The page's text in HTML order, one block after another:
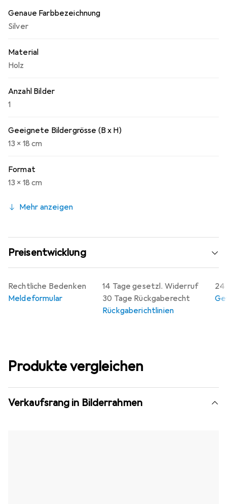
Genaue Farbbezeichnung
Silver
Material
Holz
Anzahl Bilder
1
Geeignete Bildergrösse (B x H)
13 x 18 cm
Format
13 x 18 cm
Mehr anzeigen
Preisentwicklung
14 Tage gesetzl. Widerruf
30 Tage Rückgaberecht
Rückgaberichtlinien
24
Rechtliche Bedenken
Meldeformular
Produkte vergleichen
Verkaufsrang in Bilderrahmen